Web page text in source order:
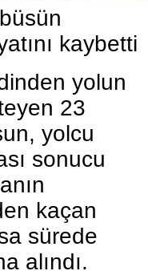
kaybetti
yolun
23
yolcu
sonucu
kaçan
sürede
alındı.